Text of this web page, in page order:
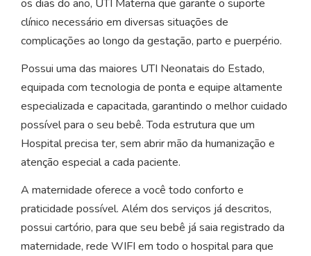
os dias do ano, UTI Materna que garante o suporte
clínico necessário em diversas situações de
complicações ao longo da gestação, parto e puerpério.
Possui uma das maiores UTI Neonatais do Estado,
equipada com tecnologia de ponta e equipe altamente
especializada e capacitada, garantindo o melhor cuidado
possível para o seu bebê. Toda estrutura que um
Hospital precisa ter, sem abrir mão da humanização e
atenção especial a cada paciente.
A maternidade oferece a você todo conforto e
praticidade possível. Além dos serviços já descritos,
possui cartório, para que seu bebê já saia registrado da
maternidade, rede WIFI em todo o hospital para que